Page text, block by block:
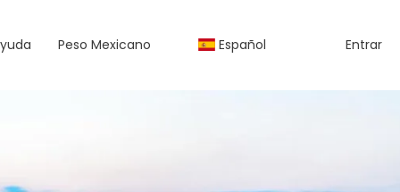
Peso Mexicano Español Entrar